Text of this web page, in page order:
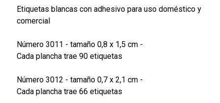
Etiquetas blancas con adhesivo para uso doméstico y
comercial
Número 3011 - tamaño 0,8 x 1,5 cm -
Cada plancha trae 90 etiquetas
Número 3012 - tamaño 0,7 x 2,1 cm -
Cada plancha trae 66 etiquetas